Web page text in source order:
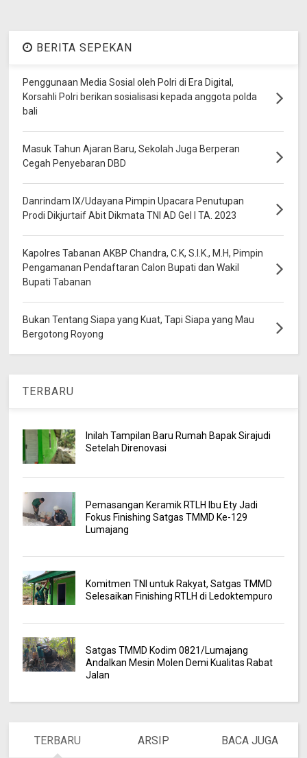
BERITA SEPEKAN
Penggunaan Media Sosial oleh Polri di Era Digital,
Korsahli Polri berikan sosialisasi kepada anggota polda
bali
Masuk Tahun Ajaran Baru, Sekolah Juga Berperan
Cegah Penyebaran DBD
Danrindam IX/Udayana Pimpin Upacara Penutupan
Prodi Dikjurtaif Abit Dikmata TNI AD Gel I TA. 2023
Kapolres Tabanan AKBP Chandra, C.K, S.I.K., M.H, Pimpin
Pengamanan Pendaftaran Calon Bupati dan Wakil
Bupati Tabanan
Bukan Tentang Siapa yang Kuat, Tapi Siapa yang Mau
Bergotong Royong
TERBARU
Inilah Tampilan Baru Rumah Bapak Sirajudi
Setelah Direnovasi
Pemasangan Keramik RTLH Ibu Ety Jadi
Fokus Finishing Satgas TMMD Ke-129
Lumajang
Komitmen TNI untuk Rakyat, Satgas TMMD
Selesaikan Finishing RTLH di Ledoktempuro
Satgas TMMD Kodim 0821/Lumajang
Andalkan Mesin Molen Demi Kualitas Rabat
Jalan
TERBARU ARSIP BACA JUGA